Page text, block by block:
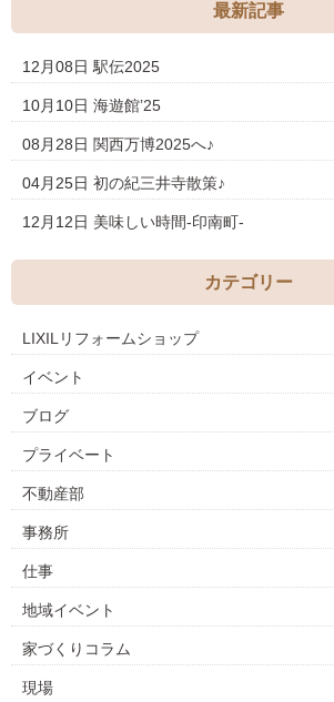
最新記事
12月08日 駅伝2025
10月10日 海遊館’25
08月28日 関西万博2025へ♪
04月25日 初の紀三井寺散策♪
12月12日 美味しい時間-印南町-
カテゴリー
LIXILリフォームショップ
イベント
ブログ
プライベート
不動産部
事務所
仕事
地域イベント
家づくりコラム
現場